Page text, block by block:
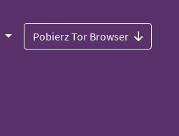
Pobierz Tor Browser